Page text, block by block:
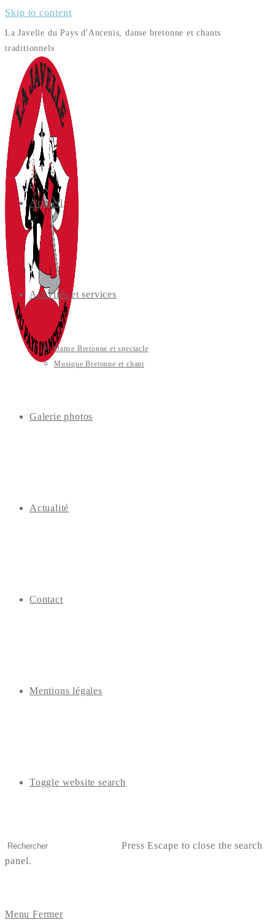
Skip to content
La Javelle du Pays d'Ancenis, danse bretonne et chants
traditionnels
Accueil
Activités et services
Danse Bretonne et spectacle
Musique Bretonne et chant
Galerie photos
Actualité
Contact
Mentions légales
Toggle website search
Press Escape to close the search
panel.
Menu Fermer